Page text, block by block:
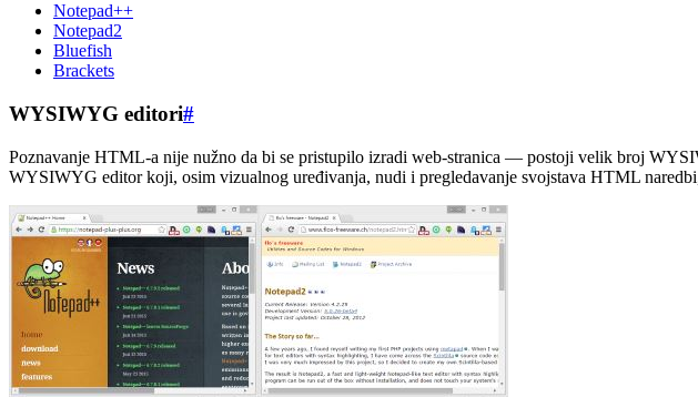
Notepad++
Notepad2
Bluefish
Brackets
WYSIWYG editori#
Poznavanje HTML-a nije nužno da bi se pristupilo izradi web-stranica — postoji velik broj
WYSIWYG editor koji, osim vizualnog uređivanja, nudi i pregledavanje svojstava HTML